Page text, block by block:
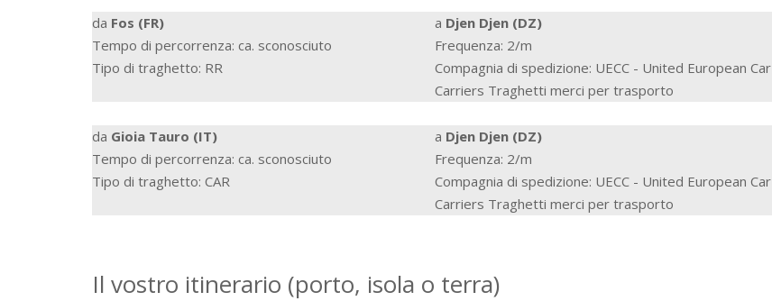
da Fos (FR) a Djen Djen (DZ)
Tempo di percorrenza: ca. sconosciuto
Frequenza: 2/m
Tipo di traghetto: RR
Compagnia di spedizione: UECC - United European Car
Carriers Traghetti merci per trasporto
da Gioia Tauro (IT) a Djen Djen (DZ)
Tempo di percorrenza: ca. sconosciuto
Frequenza: 2/m
Tipo di traghetto: CAR
Compagnia di spedizione: UECC - United European Car
Carriers Traghetti merci per trasporto
Il vostro itinerario (porto, isola o terra)